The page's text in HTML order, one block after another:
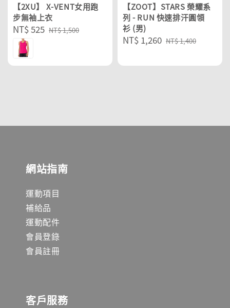
【2XU】 X-VENT女用跑
步無袖上衣
Sale
price
NT$ 525 Regular
NT$ 1,500
【ZOOT】STARS 榮耀系
列 - RUN 快速排汗圓領
衫 (男)
Sale
NT$ 1,260 Regular
NT$ 1,400
網站指南
運動項目
補給品
運動配件
會員登錄
會員註冊
客戶服務